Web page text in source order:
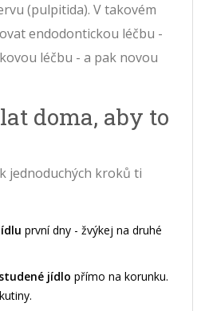
(pulpitida). V takovém
endodontickou léčbu -
léčbu - a pak novou
doma, aby to
jednoduchých kroků ti
první dny - žvýkej na druhé
jídlo přímo na korunku.